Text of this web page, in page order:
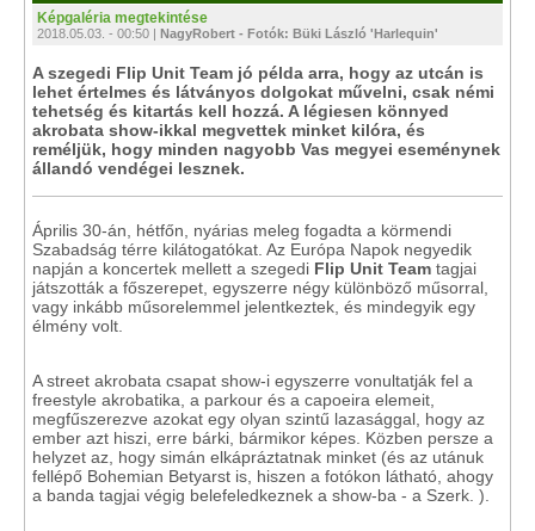
Képgaléria megtekintése
2018.05.03. - 00:50 | NagyRobert - Fotók: Büki László 'Harlequin'
A szegedi Flip Unit Team jó példa arra, hogy az utcán is
lehet értelmes és látványos dolgokat művelni, csak némi
tehetség és kitartás kell hozzá. A légiesen könnyed
akrobata show-ikkal megvettek minket kilóra, és
reméljük, hogy minden nagyobb Vas megyei eseménynek
állandó vendégei lesznek.
Április 30-án, hétfőn, nyárias meleg fogadta a körmendi
Szabadság térre kilátogatókat. Az Európa Napok negyedik
napján a koncertek mellett a szegedi Flip Unit Team tagjai
játszották a főszerepet, egyszerre négy különböző műsorral,
vagy inkább műsorelemmel jelentkeztek, és mindegyik egy
élmény volt.
A street akrobata csapat show-i egyszerre vonultatják fel a
freestyle akrobatika, a parkour és a capoeira elemeit,
megfűszerezve azokat egy olyan szintű lazasággal, hogy az
ember azt hiszi, erre bárki, bármikor képes. Közben persze a
helyzet az, hogy simán elkápráztatnak minket (és az utánuk
fellépő Bohemian Betyarst is, hiszen a fotókon látható, ahogy
a banda tagjai végig belefeledkeznek a show-ba - a Szerk. ).